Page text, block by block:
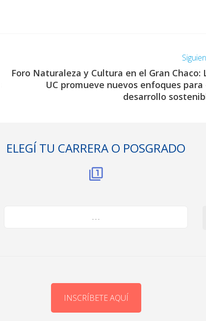
Foro Naturaleza y Cultura en el Gran Chaco:
UC promueve nuevos enfoques para
desarrollo
ELEGÍ TU CARRERA O POSGRADO
. . .
INSCRÍBETE AQUÍ